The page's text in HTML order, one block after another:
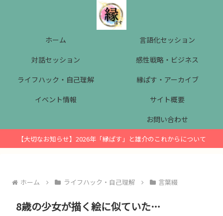
ホーム
言語化セッション
対話セッション
感性戦略・ビジネス
ライフハック・自己理解
縁ぱす・アーカイブ
イベント情報
サイト概要
お問い合わせ
【大切なお知らせ】2026年「縁ぱす」と雄介のこれからについて
ホーム ライフハック・自己理解 言葉綴
8歳の少女が描く絵に似ていた…